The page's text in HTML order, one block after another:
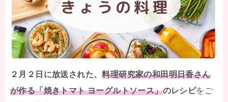
２月２日に放送された、料理研究家の和田明日香さん
が作る「焼きトマト ヨーグルトソース」のレシピをご